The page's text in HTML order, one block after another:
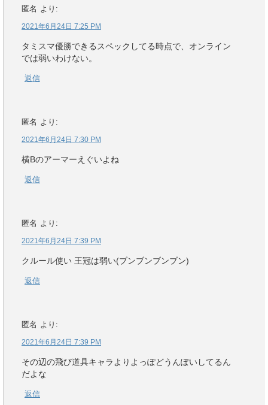
匿名 より:
2021年6月24日 7:25 PM
タミスマ優勝できるスペックしてる時点で、オンライン
では弱いわけない。
返信
匿名 より:
2021年6月24日 7:30 PM
横Bのアーマーえぐいよね
返信
匿名 より:
2021年6月24日 7:39 PM
クルール使い 王冠は弱い(ブンブンブンブン)
返信
匿名 より:
2021年6月24日 7:39 PM
その辺の飛び道具キャラよりよっぽどうんぽいしてるん
だよな
返信